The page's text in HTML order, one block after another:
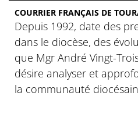
COURRIER FRANÇAIS DE
Depuis 1992, date des
dans le diocèse, des
que Mgr André Vingt-
désire analyser et
la communauté